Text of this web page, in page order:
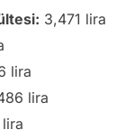
3,471 lira
lira
lira